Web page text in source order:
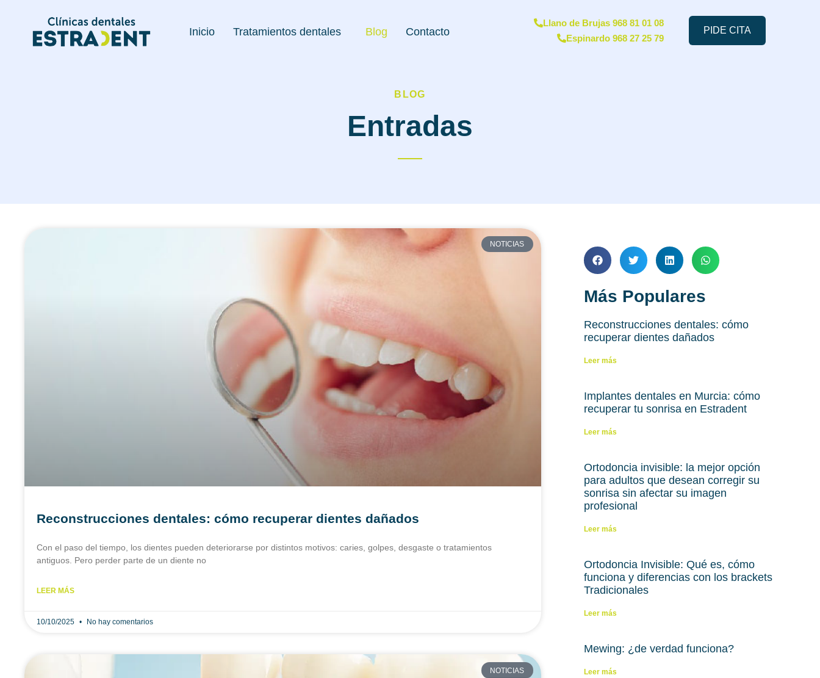
Inicio Tratamientos dentales Blog Contacto
Llano de Brujas 968 81 01 08
Espinardo 968 27 25 79
PIDE CITA
BLOG
Entradas
NOTICIAS
Reconstrucciones dentales: cómo recuperar dientes dañados
Con el paso del tiempo, los dientes pueden deteriorarse por distintos motivos: caries, golpes, desgaste o tratamientos
antiguos. Pero perder parte de un diente no
LEER MÁS
10/10/2025 No hay comentarios
NOTICIAS
Más Populares
Reconstrucciones dentales: cómo
recuperar dientes dañados
Leer más
Implantes dentales en Murcia: cómo
recuperar tu sonrisa en Estradent
Leer más
Ortodoncia invisible: la mejor opción
para adultos que desean corregir su
sonrisa sin afectar su imagen
profesional
Leer más
Ortodoncia Invisible: Qué es, cómo
funciona y diferencias con los brackets
Tradicionales
Leer más
Mewing: ¿de verdad funciona?
Leer más